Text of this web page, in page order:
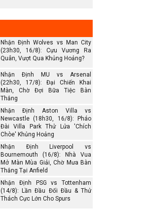
Nhận Định Wolves vs Man City
(23h30, 16/8): Cựu Vương Ra
Quân, Vượt Qua Khủng Hoảng?
Nhận Định MU vs Arsenal
(22h30, 17/8): Đại Chiến Khai
Màn, Chờ Đợi Bữa Tiệc Bàn
Thắng
Nhận Định Aston Villa vs
Newcastle (18h30, 16/8): Pháo
Đài Villa Park Thử Lửa 'Chích
Chòe' Khủng Hoảng
Nhận Định Liverpool vs
Bournemouth (16/8): Nhà Vua
Mở Màn Mùa Giải, Chờ Mưa Bàn
Thắng Tại Anfield
Nhận Định PSG vs Tottenham
(14/8): Lần Đầu Đối Đầu & Thử
Thách Cực Lớn Cho Spurs